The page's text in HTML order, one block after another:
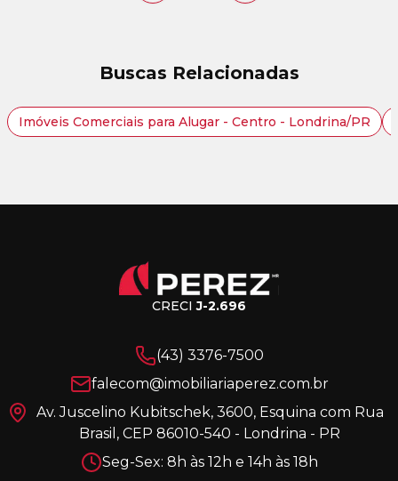
Buscas Relacionadas
Imóveis Comerciais para Alugar - Centro - Londrina/PR
CRECIJ-2.696
(43) 3376-7500
falecom@imobiliariaperez.com.br
Av. Juscelino Kubitschek, 3600, Esquina com Rua
Brasil, CEP 86010-540 - Londrina - PR
Seg-Sex: 8h às 12h e 14h às 18h